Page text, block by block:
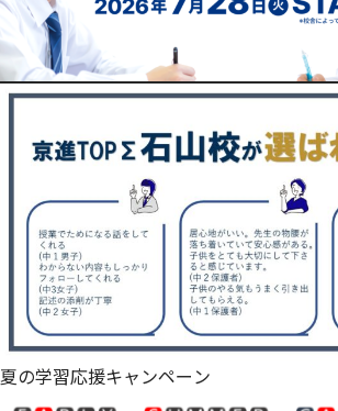
夏の学習応援キャンペーン